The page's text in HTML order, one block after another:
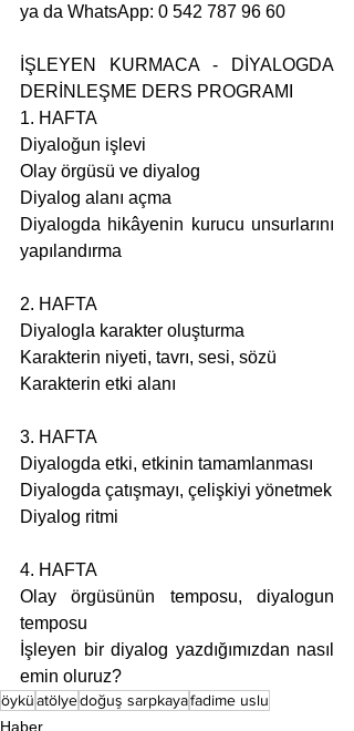
ya da WhatsApp: 0 542 787 96 60
İŞLEYEN KURMACA - DİYALOGDA
DERİNLEŞME DERS PROGRAMI
1. HAFTA
Diyaloğun işlevi
Olay örgüsü ve diyalog
Diyalog alanı açma
Diyalogda hikâyenin kurucu unsurlarını
yapılandırma
2. HAFTA
Diyalogla karakter oluşturma
Karakterin niyeti, tavrı, sesi, sözü
Karakterin etki alanı
3. HAFTA
Diyalogda etki, etkinin tamamlanması
Diyalogda çatışmayı, çelişkiyi yönetmek
Diyalog ritmi
4. HAFTA
Olay örgüsünün temposu, diyalogun
temposu
İşleyen bir diyalog yazdığımızdan nasıl
emin oluruz?
öyküatölyedoğuş sarpkayafadime uslu
Haber